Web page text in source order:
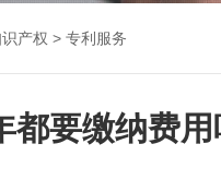
产权 > 专利服务
都要缴纳费